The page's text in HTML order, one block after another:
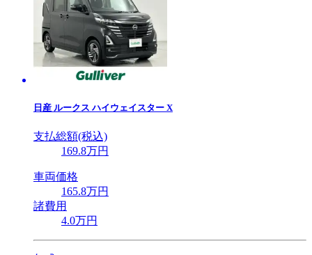
日産 ルークス ハイウェイスター X
支払総額(税込)
169.8万円
車両価格
165.8万円
諸費用
4.0万円